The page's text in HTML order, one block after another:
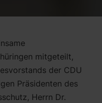
mitgeteilt,
der CDU
Präsidenten des
Herrn Dr.